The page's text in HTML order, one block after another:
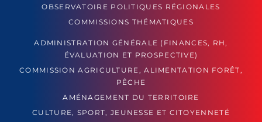
OBSERVATOIRE POLITIQUES RÉGIONALES
COMMISSIONS THÉMATIQUES
ADMINISTRATION GÉNÉRALE (FINANCES, RH,
ÉVALUATION ET PROSPECTIVE)
COMMISSION AGRICULTURE, ALIMENTATION FORÊT,
PÊCHE
AMÉNAGEMENT DU TERRITOIRE
CULTURE, SPORT, JEUNESSE ET CITOYENNETÉ